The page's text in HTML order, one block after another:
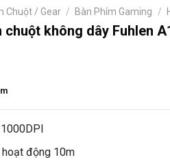
Chuột / Gear / Bàn Phím Gaming /
chuột không dây Fuhlen
hoạt động 10m